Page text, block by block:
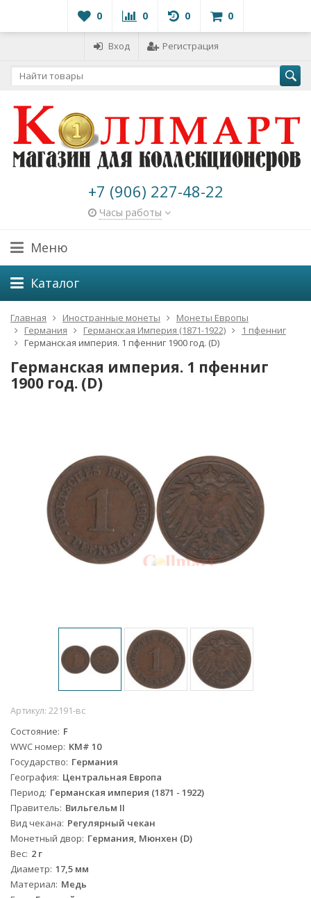
0 0 0 0
Вход Регистрация
+7 (906) 227-48-22
Часы работы
Меню
Каталог
Главная Иностранные монеты
Монеты Европы
Германия
Германская Империя (1871-1922)
1 пфенниг
Германская империя. 1 пфенниг 1900 год. (D)
Германская империя. 1 пфенниг
1900 год. (D)
Артикул: 22191-вс
Состояние F
WWC номер KM# 10
Государство Германия
География Центральная Европа
Период Германская империя (1871 - 1922)
Правитель Вильгельм II
Вид чекана Регулярный чекан
Монетный двор Германия, Мюнхен (D)
Вес 2 г
Диаметр 17,5 мм
Материал Медь